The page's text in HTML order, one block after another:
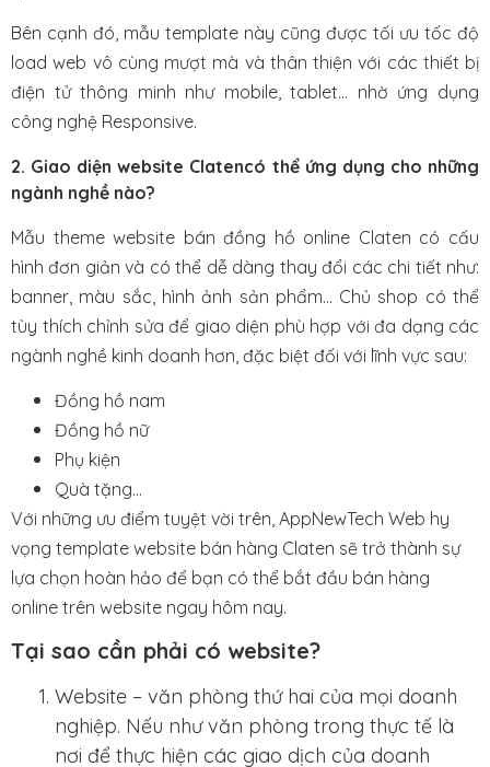
Bên cạnh đó, mẫu template này cũng được tối ưu tốc độ
load web vô cùng mượt mà và thân thiện với các thiết bị
điện tử thông minh như mobile, tablet… nhờ ứng dụng
công nghệ Responsive.
2. Giao diện website Clatencó thể ứng dụng cho những
ngành nghề nào?
Mẫu theme website bán đồng hồ online Claten có cấu
hình đơn giản và có thể dễ dàng thay đổi các chi tiết như:
banner, màu sắc, hình ảnh sản phẩm… Chủ shop có thể
tùy thích chỉnh sửa để giao diện phù hợp với đa dạng các
ngành nghề kinh doanh hơn, đặc biệt đối với lĩnh vực sau:
Đồng hồ nam
Đồng hồ nữ
Phụ kiện
Quà tặng…
Với những ưu điểm tuyệt vời trên, AppNewTech Web hy
vọng template website bán hàng Claten sẽ trở thành sự
lựa chọn hoàn hảo để bạn có thể bắt đầu bán hàng
online trên website ngay hôm nay.
Tại sao cần phải có website?
Website – văn phòng thứ hai của mọi doanh
nghiệp. Nếu như văn phòng trong thực tế là
nơi để thực hiện các giao dịch của doanh